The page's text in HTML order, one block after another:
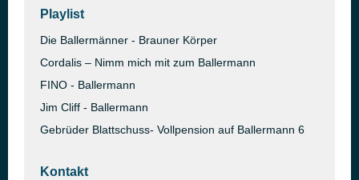
Playlist
Die Ballermänner - Brauner Körper
Cordalis – Nimm mich mit zum Ballermann
FINO - Ballermann
Jim Cliff - Ballermann
Gebrüder Blattschuss- Vollpension auf Ballermann 6
Kontakt